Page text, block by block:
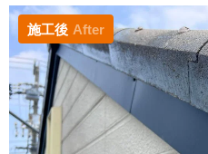
施工後 After